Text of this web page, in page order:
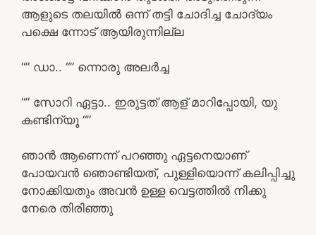
ആളുടെ തലയിൽ ഒന്ന് തട്ടി ചോദിച്ച ചോദ്യം
പക്ഷെ ന്നോട് ആയിരുന്നില്ല
“” ഡാ.. “” ന്നൊരു അലർച്ച
“” സോറി ഏട്ടാ.. ഇരുട്ടത് ആള് മാറിപ്പോയി, യു
കണ്ടിന്യൂ “”
ഞാൻ ആണെന്ന് പറഞ്ഞു ഏട്ടനെയാണ്
പോയവൻ ഞൊണ്ടിയത്, പുള്ളിയൊന്ന് കലിപ്പിച്ചു
നോക്കിയതും അവൻ ഉള്ള വെട്ടത്തിൽ നിക്കു
നേരെ തിരിഞ്ഞു